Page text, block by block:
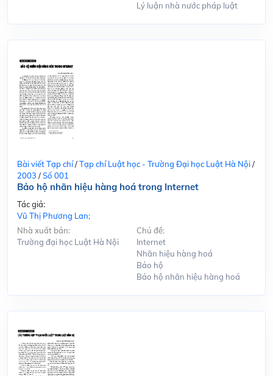
Lý luận nhà nước pháp luật
Bài viết Tạp chí/Tạp chí Luật học - Trường Đại học Luật Hà Nội/
2003 /Số 001
Bảo hộ nhãn hiệu hàng hoá trong Internet
Tác giả:
Vũ Thị Phương Lan;
Nhà xuất bản:
Trường đại học Luật Hà Nội
Chủ đề:
Internet
Nhãn hiệu hàng hoá
Bảo hộ
Bảo hộ nhãn hiệu hàng hoá